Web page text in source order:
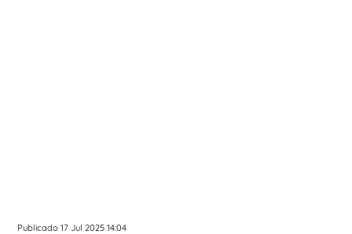
Publicado 17 Jul 2025 14:04